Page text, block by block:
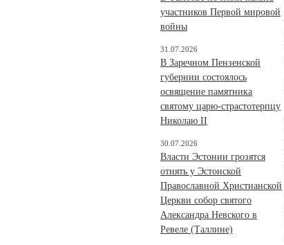
участников Первой мировой
войны
В Заречном Пензенской
губернии состоялось
освящение памятника
святому царю-страстотерпцу
Николаю II
31.07.2026
Власти Эстонии грозятся
отнять у Эстонской
Православной Христианской
Церкви собор святого
Александра Невского в
Ревеле (Таллине)
30.07.2026